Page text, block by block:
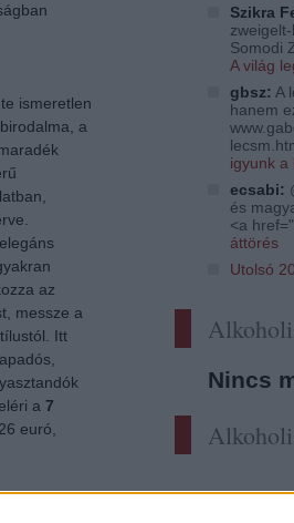
Szikra
Somodi
A világ
gbsz: A
hanem
igyunk a
ecsabi:
és
<a
áttörés
Utolsó 20
Nincs
ismeretlen
a
az
messze a
Itt
a 7
euró,